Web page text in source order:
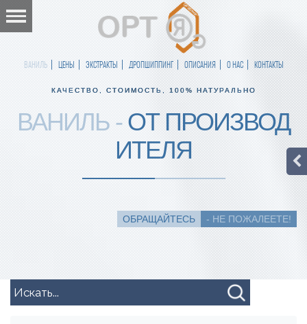
ВАНИЛЬ ЦЕНЫ ЭКСТРАКТЫ ДРОПШИППИНГ ОПИСАНИЯ О НАС КОНТАКТЫ
КАЧЕСТВО, СТОИМОСТЬ, 100% НАТУРАЛЬНО
ВАНИЛЬ -ОТ ПРОИЗВОД
ИТЕЛЯ
ОБРАЩАЙТЕСЬ - НЕ ПОЖАЛЕЕТЕ!